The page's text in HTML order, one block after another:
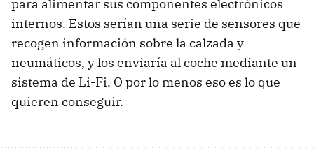
para alimentar sus componentes electrónicos
internos. Estos serían una serie de sensores que
recogen información sobre la calzada y
neumáticos, y los enviaría al coche mediante un
sistema de Li-Fi. O por lo menos eso es lo que
quieren conseguir.